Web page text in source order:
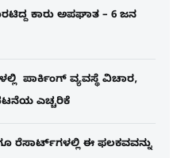
ಕಾರು ಅಪಘಾತ – 6 ಜನ
ಪಾರ್ಕಿಂಗ್​ ವ್ಯವಸ್ಥೆ ವಿಚಾರ,
ಎಚ್ಚರಿಕೆ
ರೆಸಾರ್ಟ್‌ಗಳಲ್ಲಿ ಈ ಫಲಕವವನ್ನು